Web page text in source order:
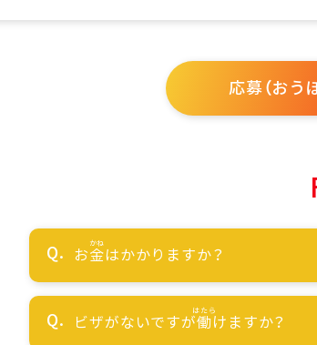
応募（おう
お金はかかりますか？
ビザがないですが働けますか？